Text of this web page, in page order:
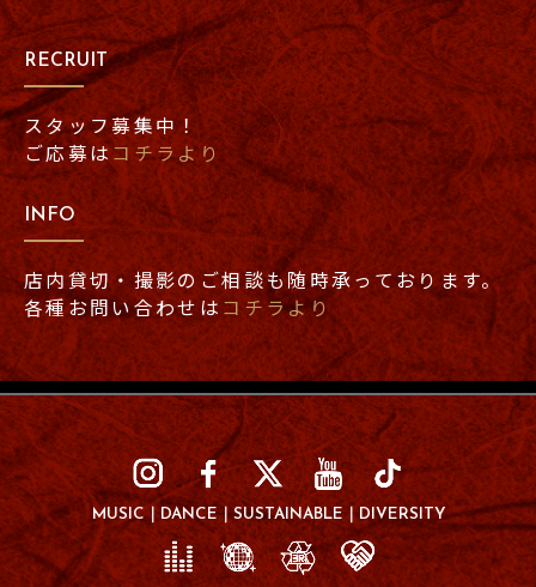
RECRUIT
スタッフ募集中！
ご応募はコチラより
INFO
店内貸切・撮影のご相談も随時承っております。
各種お問い合わせはコチラより
MUSIC DANCE SUSTAINABLE DIVERSITY